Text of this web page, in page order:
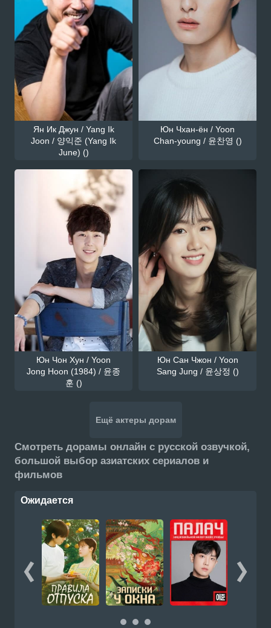
Ян Ик Джун / Yang Ik
Joon / 양익준 (Yang Ik
June) ()
Юн Чхан-ён / Yoon
Chan-young / 윤찬영 ()
Юн Чон Хун / Yoon
Jong Hoon (1984) / 윤종
훈 ()
Юн Сан Чжон / Yoon
Sang Jung / 윤상정 ()
Ещё актеры дорам
Смотреть дорамы онлайн с русской озвучкой,
большой выбор азиатских сериалов и
фильмов
Ожидается